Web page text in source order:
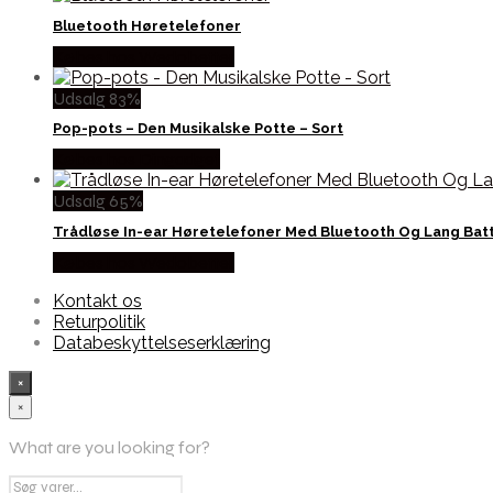
Bluetooth Høretelefoner
Udsalg 83%
Pop-pots – Den Musikalske Potte – Sort
Udsalg 65%
Trådløse In-ear Høretelefoner Med Bluetooth Og Lang
Kontakt os
Returpolitik
Databeskyttelseserklæring
×
×
What are you looking for?